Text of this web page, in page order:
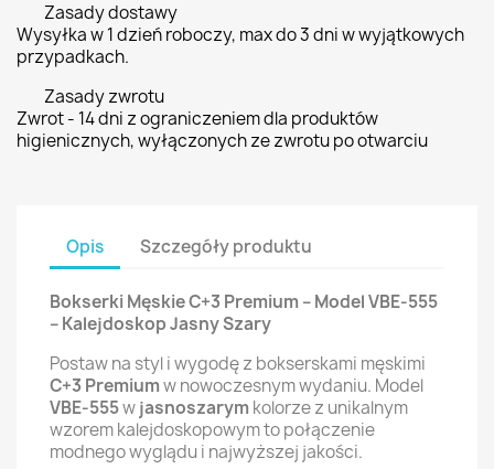
Zasady dostawy
Wysyłka w 1 dzień roboczy, max do 3 dni w wyjątkowych
przypadkach.
Zasady zwrotu
Zwrot - 14 dni z ograniczeniem dla produktów
higienicznych, wyłączonych ze zwrotu po otwarciu
Opis Szczegóły produktu
Bokserki Męskie C+3 Premium – Model VBE-555
– Kalejdoskop Jasny Szary
Postaw na styl i wygodę z bokserskami męskimi
C+3 Premiumw nowoczesnym wydaniu. Model
VBE-555wjasnoszarym kolorze z unikalnym
wzorem kalejdoskopowym to połączenie
modnego wyglądu i najwyższej jakości.